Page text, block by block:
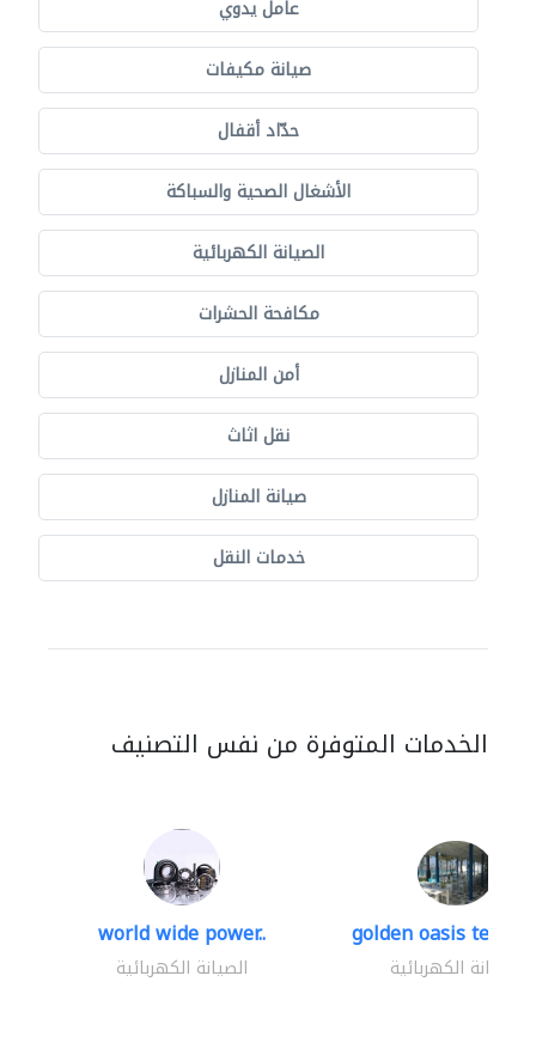
عامل يدوي
صيانة مكيفات
حدّاد أقفال
الأشغال الصحية والسباكة
الصيانة الكهربائية
مكافحة الحشرات
أمن المنازل
نقل اثاث
صيانة المنازل
خدمات النقل
الخدمات المتوفرة من نفس التصنيف
world wide power..
الصيانة الكهربائية
golden oasis
الصيانة الكهربائية